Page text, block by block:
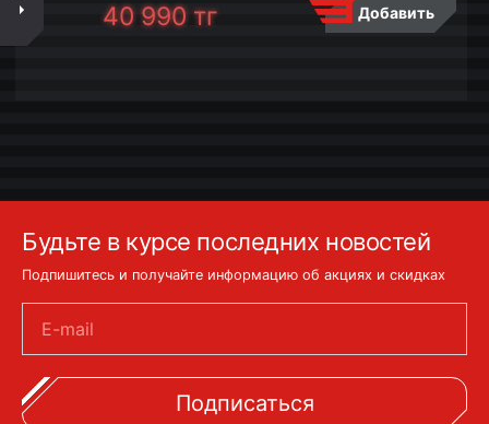
Добавить
40 990тг
Будьте в курсе последних новостей
Подпишитесь и получайте информацию об акциях и скидках
E-mail
Подписаться